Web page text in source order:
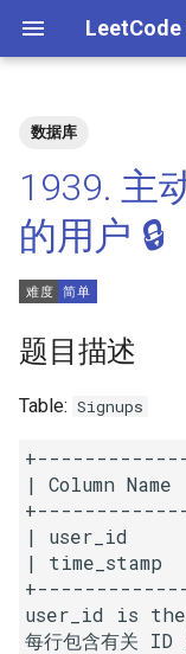
LeetCode
在
始
化
搜
索
解法
方法一
4. 二维数组中的查找
5. 替换空格
6. 从尾到头打印链表
7. 重建二叉树
9. 用两个栈实现队列
10.1. 斐波那契数列
10.2. 青蛙跳台阶问题
11. 旋转数组的最小
2. 二进制加法
3. 前 n 个数字二进
数
4. 只出现一次的数字
5. 单词长度的最大乘
6. 排序数组中两个
7. 数组中和为 0 的
8. 和大于等于
数组
1.2. 判定是否互为字
1.3. URL 化
1.4. 回文排列
1.5. 一次编辑
1.6. 字符串压缩
1.7. 旋转矩阵
1.8. 零矩阵
1.9. 字符串轮转
数据库
1939. 主
的用户 🔒
题目描述
Table: Signups
| Column
| user_id
|
user_id is
每行包含有关 ID